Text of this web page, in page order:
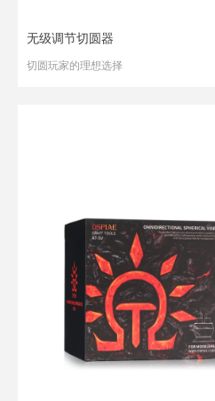
无级调节切圆器
切圆玩家的理想选择